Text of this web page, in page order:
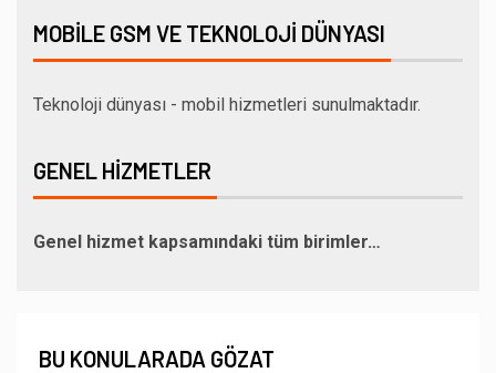
MOBILE GSM VE TEKNOLOJI DÜNYASI
Teknoloji dünyası - mobil hizmetleri sunulmaktadır.
GENEL HIZMETLER
Genel hizmet kapsamındaki tüm birimler…
BU KONULARADA GÖZAT